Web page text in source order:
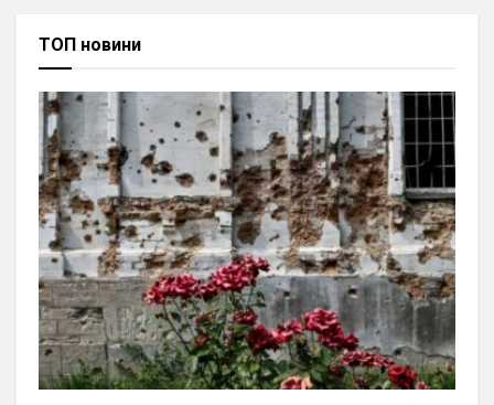
ТОП новини